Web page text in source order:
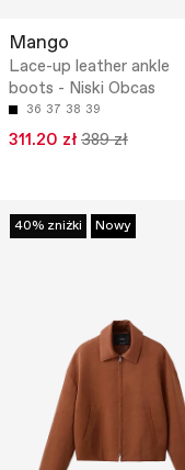
Mango
Lace-up leather ankle
boots - Niski Obcas
36 37 38 39
311.20 zł 389 zł
40% zniżki Nowy